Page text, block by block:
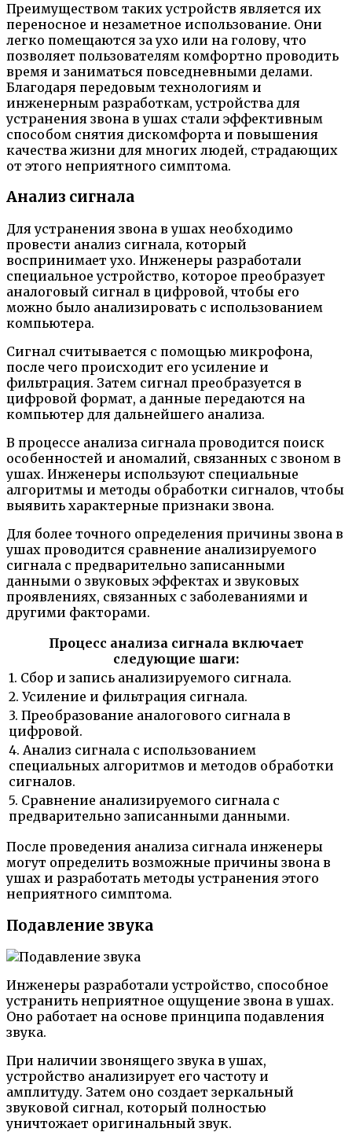
Преимуществом таких устройств является их
переносное и незаметное использование. Они
легко помещаются за ухо или на голову, что
позволяет пользователям комфортно проводить
время и заниматься повседневными делами.
Благодаря передовым технологиям и
инженерным разработкам, устройства для
устранения звона в ушах стали эффективным
способом снятия дискомфорта и повышения
качества жизни для многих людей, страдающих
от этого неприятного симптома.
Анализ сигнала
Для устранения звона в ушах необходимо
провести анализ сигнала, который
воспринимает ухо. Инженеры разработали
специальное устройство, которое преобразует
аналоговый сигнал в цифровой, чтобы его
можно было анализировать с использованием
компьютера.
Сигнал считывается с помощью микрофона,
после чего происходит его усиление и
фильтрация. Затем сигнал преобразуется в
цифровой формат, а данные передаются на
компьютер для дальнейшего анализа.
В процессе анализа сигнала проводится поиск
особенностей и аномалий, связанных с звоном в
ушах. Инженеры используют специальные
алгоритмы и методы обработки сигналов, чтобы
выявить характерные признаки звона.
Для более точного определения причины звона в
ушах проводится сравнение анализируемого
сигнала с предварительно записанными
данными о звуковых эффектах и звуковых
проявлениях, связанных с заболеваниями и
другими факторами.
Процесс анализа сигнала включает
следующие шаги:
1. Сбор и запись анализируемого сигнала.
2. Усиление и фильтрация сигнала.
3. Преобразование аналогового сигнала в
цифровой.
4. Анализ сигнала с использованием
специальных алгоритмов и методов обработки
сигналов.
5. Сравнение анализируемого сигнала с
предварительно записанными данными.
После проведения анализа сигнала инженеры
могут определить возможные причины звона в
ушах и разработать методы устранения этого
неприятного симптома.
Подавление звука
Инженеры разработали устройство, способное
устранить неприятное ощущение звона в ушах.
Оно работает на основе принципа подавления
звука.
При наличии звонящего звука в ушах,
устройство анализирует его частоту и
амплитуду. Затем оно создает зеркальный
звуковой сигнал, который полностью
уничтожает оригинальный звук.